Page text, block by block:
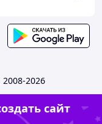
2026
сайт